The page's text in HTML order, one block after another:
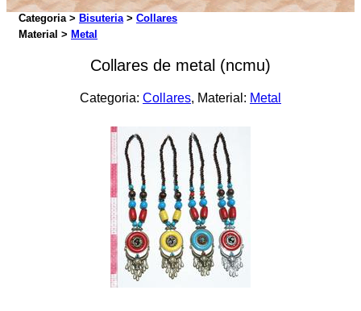
Categoria > Bisuteria> Collares
Material > Metal
Collares de metal (ncmu)
Categoria: Collares, Material: Metal